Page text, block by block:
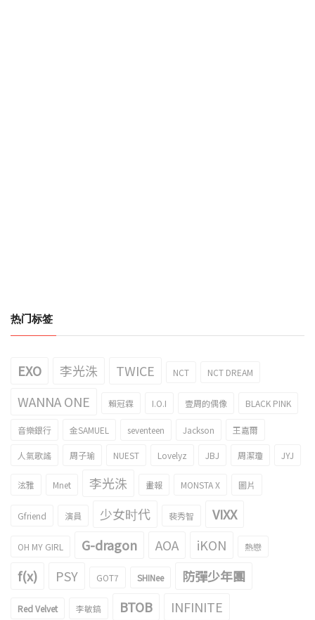
热门标签
EXO 李光洙 TWICE NCT NCT DREAM
WANNA ONE 賴冠霖 I.O.I 壹周的偶像 BLACK PINK
音樂銀行 金SAMUEL seventeen Jackson 王嘉爾
人氣歌謠 周子瑜 NUEST Lovelyz JBJ 周潔瓊 JYJ
泫雅 Mnet 李光洙 畫報 MONSTA X 圖片
Gfriend 演員 少女时代 裴秀智 VIXX
OH MY GIRL G-dragon AOA iKON 熱戀
f(x) PSY GOT7 SHINee 防彈少年團
Red Velvet 李敏鎬 BTOB
INFINITE